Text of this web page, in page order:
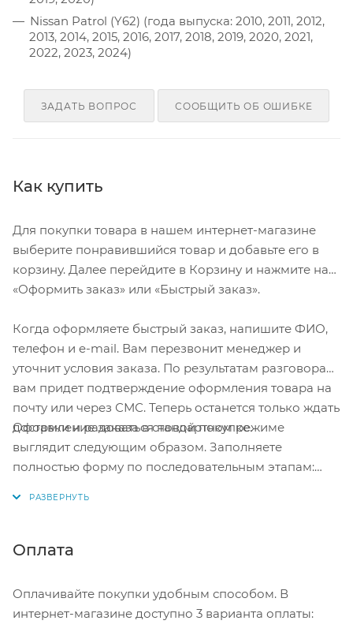
Nissan Patrol (Y62) (года выпуска: 2010, 2011, 2012,
2013, 2014, 2015, 2016, 2017, 2018, 2019, 2020, 2021,
2022, 2023, 2024)
ЗАДАТЬ ВОПРОС СООБЩИТЬ ОБ ОШИБКЕ
Как купить
Для покупки товара в нашем интернет-магазине
выберите понравившийся товар и добавьте его в
корзину. Далее перейдите в Корзину и нажмите на
«Оформить заказ» или «Быстрый заказ».
Когда оформляете быстрый заказ, напишите ФИО,
телефон и e-mail. Вам перезвонит менеджер и
уточнит условия заказа. По результатам разговора
вам придет подтверждение оформления товара на
почту или через СМС. Теперь останется только ждать
доставки и радоваться новой покупке.
Оформление заказа в стандартном режиме
выглядит следующим образом. Заполняете
полностью форму по последовательным этапам:
Нажмите кнопку «Оформить заказ».
Оплата
Оплачивайте покупки удобным способом. В
интернет-магазине доступно 3 варианта оплаты: